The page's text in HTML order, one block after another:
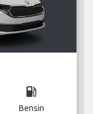
local_gas_station
Bensin